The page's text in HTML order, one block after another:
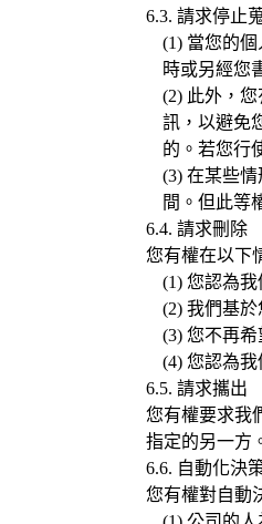
6.3. 請求停止
(1) 當您的
時或另經您
(2) 此外，
訊，以避免
的。若您行
(3) 在某些
間。但此等
6.4. 請求刪除
您有權在以下
(1) 您認為
(2) 我們基
(3) 您不再
(4) 您認為
6.5. 請求攜出
您有權要求我
指定的另一方
6.6. 自動化決
您有權對自動